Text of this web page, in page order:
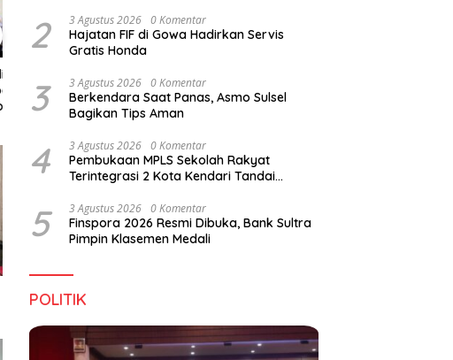
Festival Kuliner Sultra Maimo
2026
Layanan Imigrasi Terintegrasi
2 3 Agustus 2026 0 Komentar
Hajatan FIF di Gowa Hadirkan Servis
Gratis Honda
3 3 Agustus 2026 0 Komentar
Berkendara Saat Panas, Asmo Sulsel
Bagikan Tips Aman
4 3 Agustus 2026 0 Komentar
Pembukaan MPLS Sekolah Rakyat
Terintegrasi 2 Kota Kendari Tandai
5 3 Agustus 2026 0 Komentar
Finspora 2026 Resmi Dibuka, Bank Sultra
Pimpin Klasemen Medali
POLITIK